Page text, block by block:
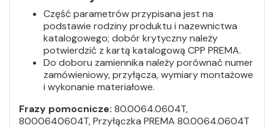
Część parametrów przypisana jest na
podstawie rodziny produktu i nazewnictwa
katalogowego; dobór krytyczny należy
potwierdzić z kartą katalogową CPP PREMA.
Do doboru zamiennika należy porównać numer
zamówieniowy, przyłącza, wymiary montażowe
i wykonanie materiałowe.
Frazy pomocnicze: 80.0064.0604T,
8000640604T, Przyłączka PREMA 80.0064.0604T